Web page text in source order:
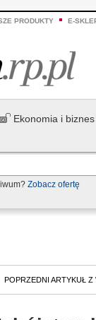
PRODUKTY E-
Ekonomia i biznes
Zobacz ofertę
POPRZEDNI ARTYKUŁ Z